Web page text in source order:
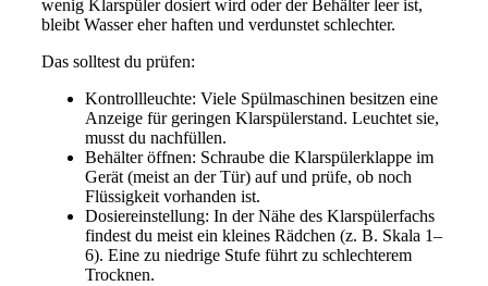
wenig Klarspüler dosiert wird oder der Behälter leer ist,
bleibt Wasser eher haften und verdunstet schlechter.
Das solltest du prüfen:
Kontrollleuchte: Viele Spülmaschinen besitzen eine
Anzeige für geringen Klarspülerstand. Leuchtet sie,
musst du nachfüllen.
Behälter öffnen: Schraube die Klarspülerklappe im
Gerät (meist an der Tür) auf und prüfe, ob noch
Flüssigkeit vorhanden ist.
Dosiereinstellung: In der Nähe des Klarspülerfachs
findest du meist ein kleines Rädchen (z. B. Skala 1–
6). Eine zu niedrige Stufe führt zu schlechterem
Trocknen.